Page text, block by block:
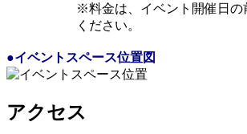
※料金は、イベント開催日の
ください。
●イベントスペース位置図
アクセス